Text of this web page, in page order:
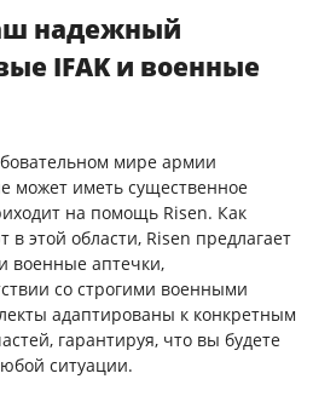
надежный
IFAK и военные
мире армии
может иметь существенное
на помощь Risen. Как
в этой области, Risen предлагает
военные аптечки,
со строгими военными
адаптированы к конкретным
гарантируя, что вы будете
ситуации.